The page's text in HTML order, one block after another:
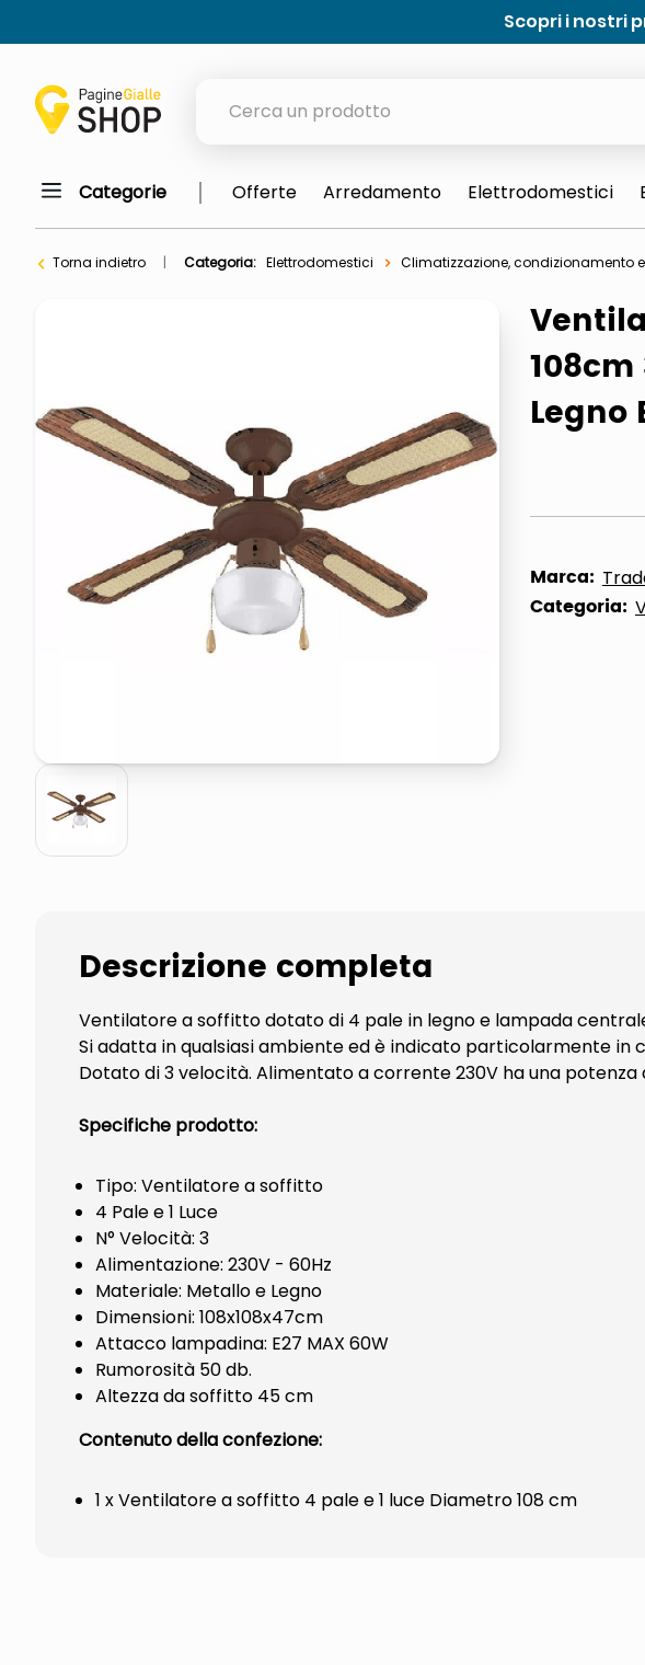
Scopri i nostri
meme
italia independent occhiali sole 0703 thin rotondo
lucidatrice pavimenti
airpods
pattumiera raccolta differenziata
asciuga capelli spazzola
Categorie Offerte Arredamento Elettrodomestici
Torna indietro Categoria: Elettrodomestici Climatizzazione, condizionamento
Legno
Marca:
Categoria:
Descrizione completa
Ventilatore a soffitto dotato di 4 pale in legno e lampada
Si adatta in qualsiasi ambiente ed è indicato particolarmente in
Dotato di 3 velocità. Alimentato a corrente 230V ha una potenza
Specifiche prodotto:
Tipo: Ventilatore a soffitto
4 Pale e 1 Luce
N° Velocità: 3
Alimentazione: 230V - 60Hz
Materiale: Metallo e Legno
Dimensioni: 108x108x47cm
Attacco lampadina: E27 MAX 60W
Rumorosità 50 db.
Altezza da soffitto 45 cm
Contenuto della confezione:
1 x Ventilatore a soffitto 4 pale e 1 luce Diametro 108 cm